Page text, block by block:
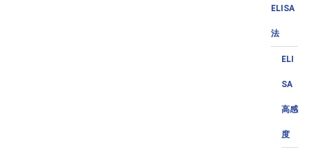
ELISA
法
ELI
SA
高感
度